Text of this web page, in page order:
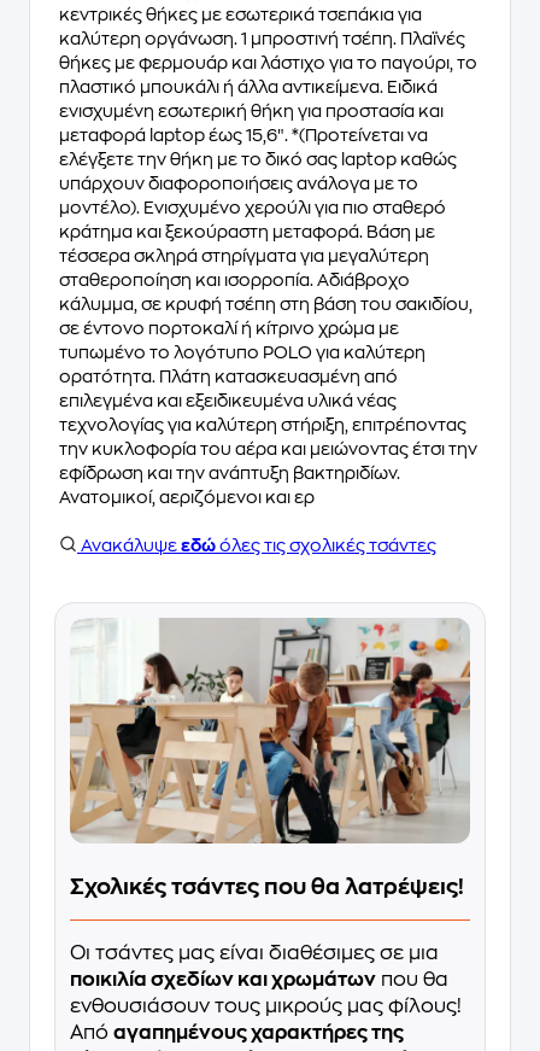
κεντρικές θήκες με εσωτερικά τσεπάκια για
καλύτερη οργάνωση. 1 μπροστινή τσέπη. Πλαϊνές
θήκες με φερμουάρ και λάστιχο για το παγούρι, το
πλαστικό μπουκάλι ή άλλα αντικείμενα. Ειδικά
ενισχυμένη εσωτερική θήκη για προστασία και
μεταφορά laptop έως 15,6″. *(Προτείνεται να
ελέγξετε την θήκη με το δικό σας laptop καθώς
υπάρχουν διαφοροποιήσεις ανάλογα με το
μοντέλο). Ενισχυμένο χερούλι για πιο σταθερό
κράτηµα και ξεκούραστη μεταφορά. Βάση µε
τέσσερα σκληρά στηρίγματα για μεγαλύτερη
σταθεροποίηση και ισορροπία. Αδιάβροχο
κάλυμμα, σε κρυφή τσέπη στη βάση του σακιδίου,
σε έντονο πορτοκαλί ή κίτρινο χρώμα με
τυπωμένο το λογότυπο POLO για καλύτερη
ορατότητα. Πλάτη κατασκευασμένη από
επιλεγμένα και εξειδικευμένα υλικά νέας
τεχνολογίας για καλύτερη στήριξη, επιτρέποντας
την κυκλοφορία του αέρα και μειώνοντας έτσι την
εφίδρωση και την ανάπτυξη βακτηριδίων.
Ανατομικοί, αεριζόμενοι και ερ
Ανακάλυψε εδώ όλες τις σχολικές τσάντες
Σχολικές τσάντες που θα λατρέψεις!
Οι τσάντες μας είναι διαθέσιμες σε μια
ποικιλία σχεδίων και χρωμάτων που θα
ενθουσιάσουν τους μικρούς μας φίλους!
Από αγαπημένους χαρακτήρες της